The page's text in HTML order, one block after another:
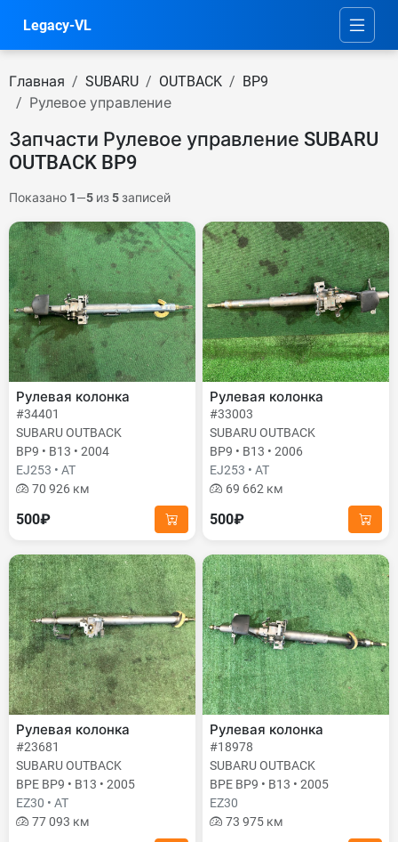
Legacy-VL
Главная SUBARU OUTBACK
BP9
Рулевое управление
Запчасти Рулевое управление SUBARU
OUTBACK BP9
Показано 1—5 из5записей
Рулевая колонка
#34401
SUBARU OUTBACK
BP9 • B13 • 2004
EJ253 • AT
70 926 км
500₽
Рулевая колонка
#33003
SUBARU OUTBACK
BP9 • B13 • 2006
EJ253 • AT
69 662 км
500₽
Рулевая колонка
#23681
SUBARU OUTBACK
BPE BP9 • B13 • 2005
EZ30 • AT
77 093 км
Рулевая колонка
#18978
SUBARU OUTBACK
BPE BP9 • B13 • 2005
EZ30
73 975 км